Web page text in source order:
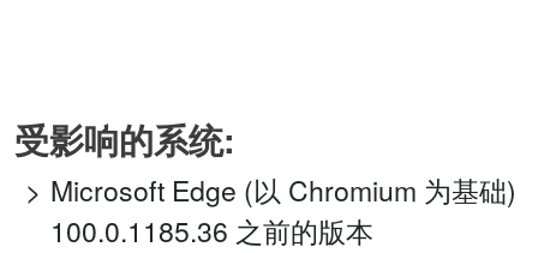
受影响的系统:
Microsoft Edge (以 Chromium 为基础)
100.0.1185.36 之前的版本